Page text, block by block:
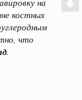
на
костных
что
.